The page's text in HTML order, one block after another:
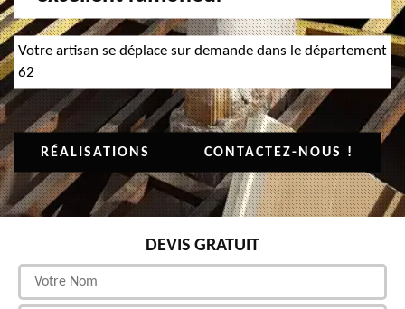
Votre artisan se déplace sur demande dans le département
62
RÉALISATIONS CONTACTEZ-NOUS !
DEVIS GRATUIT